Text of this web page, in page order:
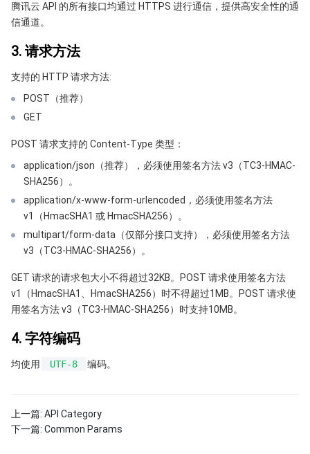
访问管理
操作审计
集团账号管理
云顾问 - 混沌演练
配额中心
资源中心
腾讯云超级应用服务
前端性能监控
云拨测
Grafana 可视化服务
云顾问-Tencent RTC 云助手
云 API
腾讯云命令行工具
软件产品生命周期公告
专有云软件
腾讯专有云企业版 TCE
腾讯云数据库
渠道合作伙伴
控制台相关
认证信息
政策与规范
第三方
大数据
腾讯云 API 的所有接口均通过 HTTPS 进行通信，提供高安全性的通
信通道。
3. 请求方法
支持的 HTTP 请求方法:
POST（推荐）
GET
POST 请求支持的 Content-Type 类型：
application/json（推荐），必须使用签名方法 v3（TC3-HMAC-
SHA256）。
application/x-www-form-urlencoded，必须使用签名方法
v1（HmacSHA1 或 HmacSHA256）。
multipart/form-data（仅部分接口支持），必须使用签名方法
v3（TC3-HMAC-SHA256）。
GET 请求的请求包大小不得超过32KB。POST 请求使用签名方法
v1（HmacSHA1、HmacSHA256）时不得超过1MB。POST 请求使
用签名方法 v3（TC3-HMAC-SHA256）时支持10MB。
4. 字符编码
均使用 UTF-8 编码。
上一篇: API Category
下一篇: Common Params